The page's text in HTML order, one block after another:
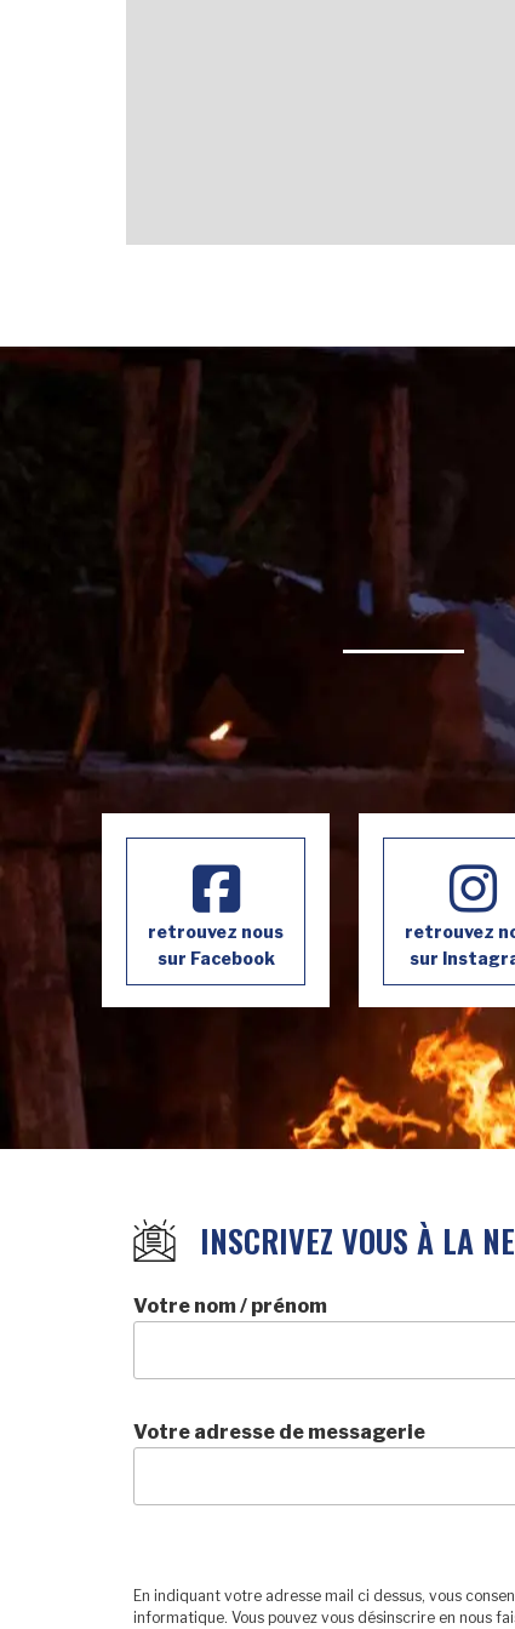
retrouvez nous
sur Facebook
retrouvez
sur
INSCRIVEZ VOUS À LA
Votre nom / prénom
Votre adresse de messagerie
En indiquant votre adresse mail ci dessus, vous
informatique. Vous pouvez vous désinscrire en nous